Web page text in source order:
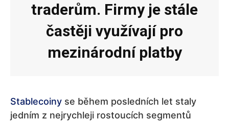
traderům. Firmy je stále
častěji využívají pro
mezinárodní platby
Stablecoiny se během posledních let staly
jedním z nejrychleji rostoucích segmentů